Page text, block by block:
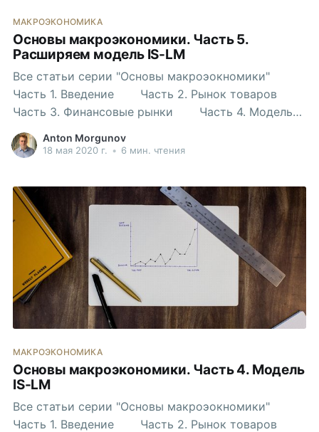
МАКРОЭКОНОМИКА
Основы макроэкономики. Часть 5.
Расширяем модель IS-LM
Все статьи серии "Основы макроэокномики"
Часть 1. Введение Часть 2. Рынок товаров
Часть 3. Финансовые рынки Часть 4. Модель
IS-LM Сегодня мы дополним нашу модель, а
именно ее LM-составляющую. Номинальная и
процентных ставок к истинным. Допустим, вы
хотите
Anton Morgunov
18 мая 2020 г. • 6 мин. чтения
МАКРОЭКОНОМИКА
Основы макроэкономики. Часть 4. Модель
IS-LM
Все статьи серии "Основы макроэокномики"
Часть 1. Введение Часть 2. Рынок товаров